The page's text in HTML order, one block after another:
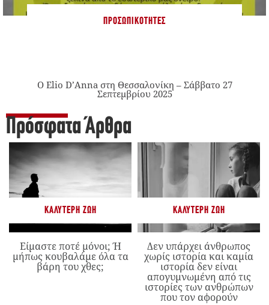
ΠΡΟΣΩΠΙΚΌΤΗΤΕΣ
Ο Elio D’Anna στη Θεσσαλονίκη – Σάββατο 27
Σεπτεμβρίου 2025
Πρόσφατα Άρθρα
ΚΑΛΎΤΕΡΗ ΖΩΉ
Είμαστε ποτέ μόνοι; Ή
μήπως κουβαλάμε όλα τα
βάρη του χθες;
ΚΑΛΎΤΕΡΗ ΖΩΉ
Δεν υπάρχει άνθρωπος
χωρίς ιστορία και καμία
ιστορία δεν είναι
απογυμνωμένη από τις
ιστορίες των ανθρώπων
που τον αφορούν